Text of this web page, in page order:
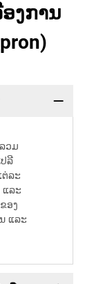
ງການ
ວມ
ລີ
ຕ່ລະ
ແລະ
ອງ
ແລະ